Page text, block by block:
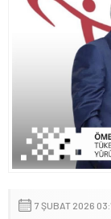
7 ŞUBAT 2026